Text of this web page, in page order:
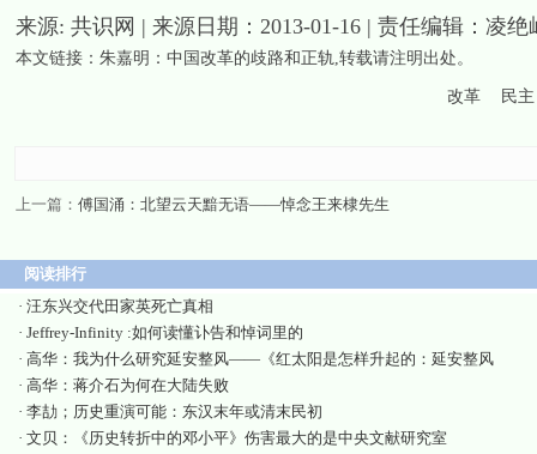
来源: 共识网 | 来源日期：2013-01-16 | 责任编辑：凌绝
本文链接： 朱嘉明：中国改革的歧路和正轨,转载请注明出处。
改革 民主
上一篇： 傅国涌：北望云天黯无语——悼念王来棣先生
阅读排行
· 汪东兴交代田家英死亡真相
· Jeffrey-Infinity :如何读懂讣告和悼词里的
· 高华：我为什么研究延安整风——《红太阳是怎样升起的：延安整风
· 高华：蒋介石为何在大陆失败
· 李劼；历史重演可能：东汉末年或清末民初
· 文贝：《历史转折中的邓小平》伤害最大的是中央文献研究室